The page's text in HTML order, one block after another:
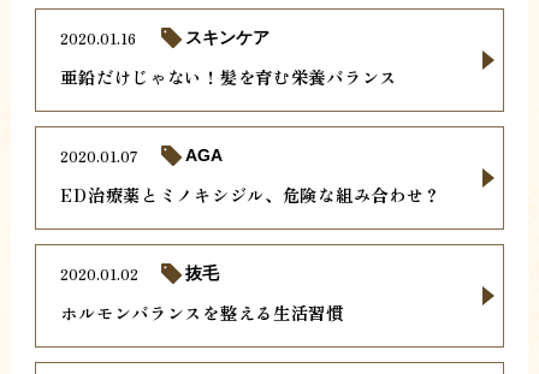
亜鉛だけじゃない！髪を育む栄養バランス
2020.01.16 スキンケア
ED治療薬とミノキシジル、危険な組み合わせ？
2020.01.07 AGA
ホルモンバランスを整える生活習慣
2020.01.02 抜毛